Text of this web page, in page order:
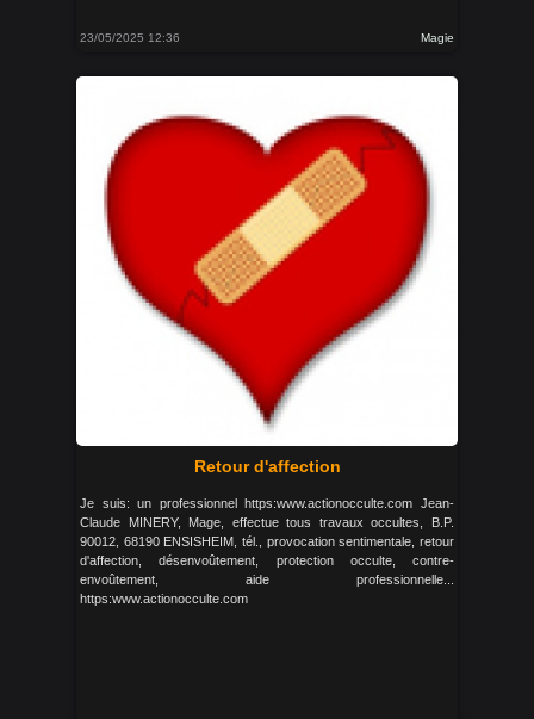
23/05/2025 12:36 Magie
Retour d'affection
Je suis: un professionnel https:www.actionocculte.com Jean-
Claude MINERY, Mage, effectue tous travaux occultes, B.P.
90012, 68190 ENSISHEIM, tél., provocation sentimentale, retour
d'affection, désenvoûtement, protection occulte, contre-
envoûtement, aide professionnelle...
https:www.actionocculte.com